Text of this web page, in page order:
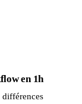
en 1h
différences